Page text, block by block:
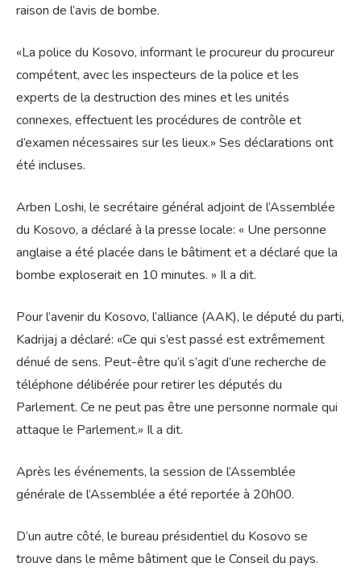
raison de l’avis de bombe.
«La police du Kosovo, informant le procureur du procureur
compétent, avec les inspecteurs de la police et les
experts de la destruction des mines et les unités
connexes, effectuent les procédures de contrôle et
d’examen nécessaires sur les lieux.» Ses déclarations ont
été incluses.
Arben Loshi, le secrétaire général adjoint de l’Assemblée
du Kosovo, a déclaré à la presse locale: « Une personne
anglaise a été placée dans le bâtiment et a déclaré que la
bombe exploserait en 10 minutes. » Il a dit.
Pour l’avenir du Kosovo, l’alliance (AAK), le député du parti,
Kadrijaj a déclaré: «Ce qui s’est passé est extrêmement
dénué de sens. Peut-être qu’il s’agit d’une recherche de
téléphone délibérée pour retirer les députés du
Parlement. Ce ne peut pas être une personne normale qui
attaque le Parlement.» Il a dit.
Après les événements, la session de l’Assemblée
générale de l’Assemblée a été reportée à 20h00.
D’un autre côté, le bureau présidentiel du Kosovo se
trouve dans le même bâtiment que le Conseil du pays.